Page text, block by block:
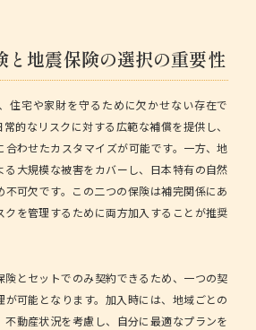
と地震保険の選択の重要性
住宅や家財を守るために欠かせない存在で
的なリスクに対する広範な補償を提供し、
合わせたカスタマイズが可能です。一方、地
る大規模な被害をカバーし、日本特有の自然
不可欠です。この二つの保険は補完関係にあ
クを管理するために両方加入することが推奨
険とセットでのみ契約できるため、一つの契
可能となります。加入時には、地域ごとの
不動産状況を考慮し、自分に最適なプランを